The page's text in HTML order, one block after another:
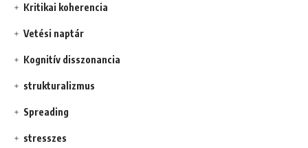
Kritikai koherencia
Vetési naptár
Kognitív disszonancia
strukturalizmus
Spreading
stresszes